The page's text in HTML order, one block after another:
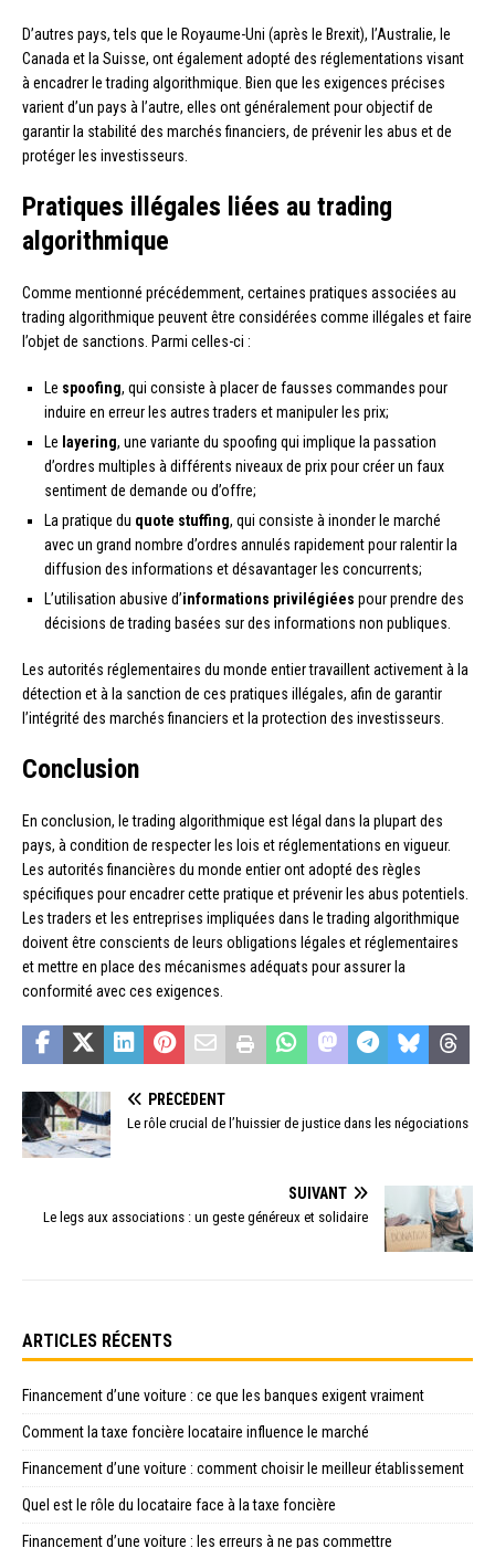
D’autres pays, tels que le Royaume-Uni (après le Brexit), l’Australie, le
Canada et la Suisse, ont également adopté des réglementations visant
à encadrer le trading algorithmique. Bien que les exigences précises
varient d’un pays à l’autre, elles ont généralement pour objectif de
garantir la stabilité des marchés financiers, de prévenir les abus et de
protéger les investisseurs.
Pratiques illégales liées au trading
algorithmique
Comme mentionné précédemment, certaines pratiques associées au
trading algorithmique peuvent être considérées comme illégales et faire
l’objet de sanctions. Parmi celles-ci :
Le spoofing, qui consiste à placer de fausses commandes pour
induire en erreur les autres traders et manipuler les prix;
Le layering, une variante du spoofing qui implique la passation
d’ordres multiples à différents niveaux de prix pour créer un faux
sentiment de demande ou d’offre;
La pratique du quote stuffing, qui consiste à inonder le marché
avec un grand nombre d’ordres annulés rapidement pour ralentir la
diffusion des informations et désavantager les concurrents;
L’utilisation abusive d’informations privilégiées pour prendre des
décisions de trading basées sur des informations non publiques.
Les autorités réglementaires du monde entier travaillent activement à la
détection et à la sanction de ces pratiques illégales, afin de garantir
l’intégrité des marchés financiers et la protection des investisseurs.
Conclusion
En conclusion, le trading algorithmique est légal dans la plupart des
pays, à condition de respecter les lois et réglementations en vigueur.
Les autorités financières du monde entier ont adopté des règles
spécifiques pour encadrer cette pratique et prévenir les abus potentiels.
Les traders et les entreprises impliquées dans le trading algorithmique
doivent être conscients de leurs obligations légales et réglementaires
et mettre en place des mécanismes adéquats pour assurer la
conformité avec ces exigences.
PRÉCÉDENT
Le rôle crucial de l’huissier de justice dans les négociations
SUIVANT
Le legs aux associations : un geste généreux et solidaire
ARTICLES RÉCENTS
Financement d’une voiture : ce que les banques exigent vraiment
Comment la taxe foncière locataire influence le marché
Financement d’une voiture : comment choisir le meilleur établissement
Quel est le rôle du locataire face à la taxe foncière
Financement d’une voiture : les erreurs à ne pas commettre